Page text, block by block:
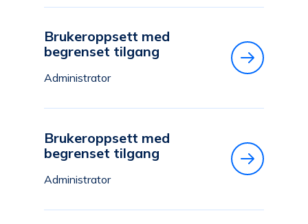
Brukeroppsett med
begrenset tilgang
Administrator
Brukeroppsett med
begrenset tilgang
Administrator